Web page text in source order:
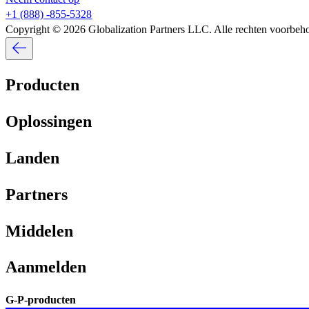
+1 (888) -855-5328​​
Copyright © 2026 Globalization Partners LLC. Alle rechten
Producten​​
Oplossingen​​
Landen​​
Partners​​
Middelen​​
Aanmelden​​
G-P-producten​​